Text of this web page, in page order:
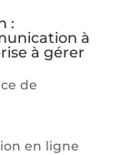
:
à
à gérer
de
en ligne